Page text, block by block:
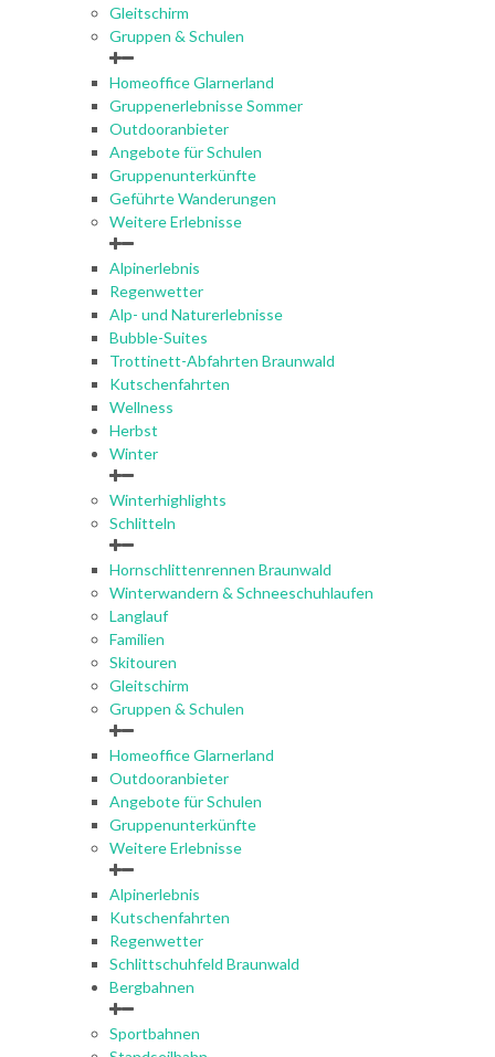
Gleitschirm
Gruppen & Schulen
Homeoffice Glarnerland
Gruppenerlebnisse Sommer
Outdooranbieter
Angebote für Schulen
Gruppenunterkünfte
Geführte Wanderungen
Weitere Erlebnisse
Alpinerlebnis
Regenwetter
Alp- und Naturerlebnisse
Bubble-Suites
Trottinett-Abfahrten Braunwald
Kutschenfahrten
Wellness
Herbst
Winter
Winterhighlights
Schlitteln
Hornschlittenrennen Braunwald
Winterwandern & Schneeschuhlaufen
Langlauf
Familien
Skitouren
Gleitschirm
Gruppen & Schulen
Homeoffice Glarnerland
Outdooranbieter
Angebote für Schulen
Gruppenunterkünfte
Weitere Erlebnisse
Alpinerlebnis
Kutschenfahrten
Regenwetter
Schlittschuhfeld Braunwald
Bergbahnen
Sportbahnen